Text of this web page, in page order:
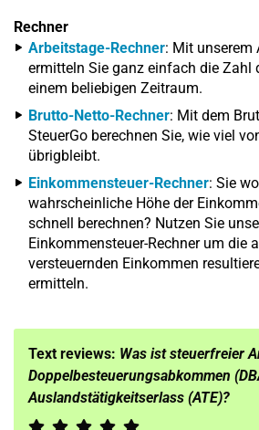
Rechner
Arbeitstage-Rechner: Mit unserem
ermitteln Sie ganz einfach die Zahl
einem beliebigen Zeitraum.
Brutto-Netto-Rechner: Mit dem
SteuerGo berechnen Sie, wie viel
übrigbleibt.
Einkommensteuer-Rechner: Sie
wahrscheinliche Höhe der
schnell berechnen? Nutzen Sie
Einkommensteuer-Rechner um die
versteuernden Einkommen
ermitteln.
Text reviews: Was ist steuerfreier
Doppelbesteuerungsabkommen
Auslandstätigkeitserlass (ATE)?